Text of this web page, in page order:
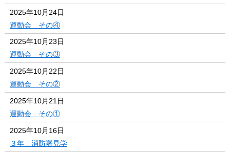
2025年10月24日
運動会 その④
2025年10月23日
運動会 その③
2025年10月22日
運動会 その②
2025年10月21日
運動会 その①
2025年10月16日
３年 消防署見学